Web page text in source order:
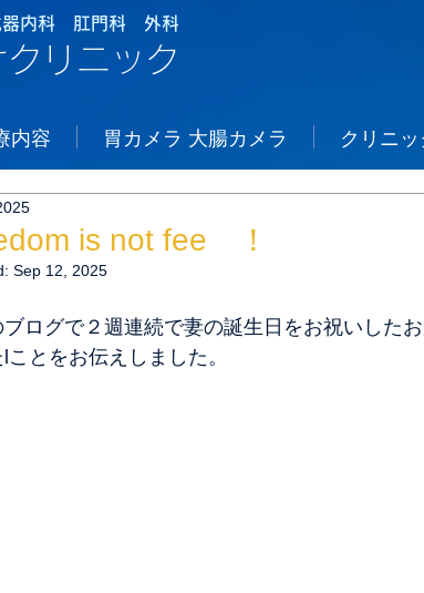
内科 肛門科 外科
クリニック
内容 胃カメラ 大腸カメラ クリニ
is not fee ！
Sep 12, 2025
ブログで２週連続で妻の誕生日をお祝いした
ことをお伝えしました。